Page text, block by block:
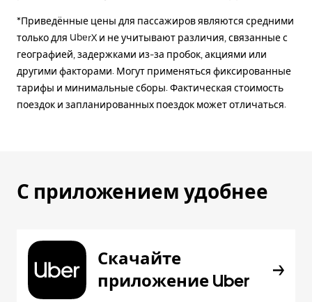
*Приведённые цены для пассажиров являются средними
только для UberX и не учитывают различия, связанные с
географией, задержками из-за пробок, акциями или
другими факторами. Могут применяться фиксированные
тарифы и минимальные сборы. Фактическая стоимость
поездок и запланированных поездок может отличаться.
С приложением удобнее
Скачайте
приложение Uber